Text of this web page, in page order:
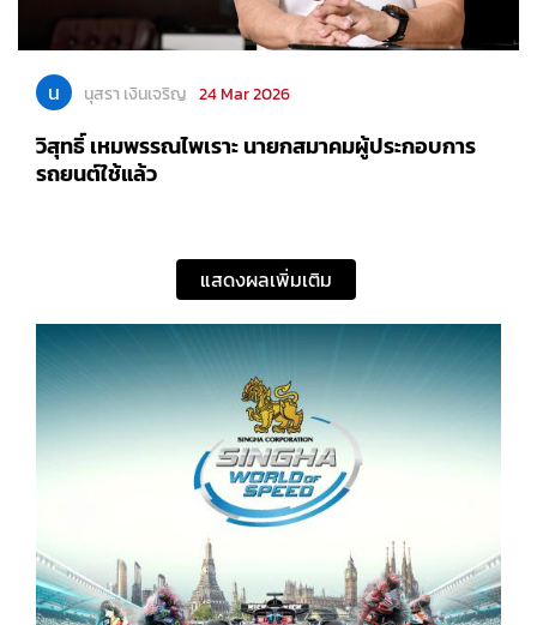
น นุสรา เงินเจริญ 24 Mar 2026
วิสุทธิ์ เหมพรรณไพเราะ นายกสมาคมผู้ประกอบการ
รถยนต์ใช้แล้ว
แสดงผลเพิ่มเติม